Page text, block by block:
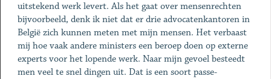
uitstekend werk levert. Als het gaat over mensenrechten
bijvoorbeeld, denk ik niet dat er drie advocatenkantoren in
België zich kunnen meten met mijn mensen. Het verbaast
mij hoe vaak andere ministers een beroep doen op externe
experts voor het lopende werk. Naar mijn gevoel besteedt
men veel te snel dingen uit. Dat is een soort passe-